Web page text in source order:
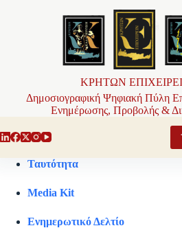
ΚΡΗΤΩΝ
Δημοσιογραφική Ψηφιακή Πύλη
Ενημέρωσης, Προβολής &
Ταυτότητα
Media Kit
Ενημερωτικό Δελτίο